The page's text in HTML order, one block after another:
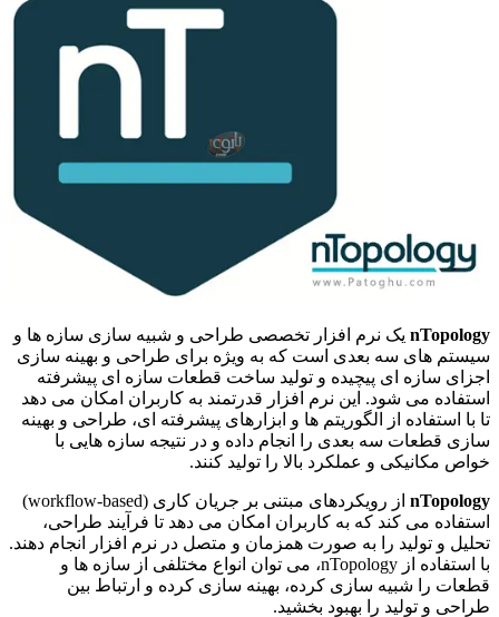
nTopology یک نرم افزار تخصصی طراحی و شبیه سازی سازه ها و
سیستم های سه بعدی است که به ویژه برای طراحی و بهینه سازی
اجزای سازه ای پیچیده و تولید ساخت قطعات سازه ای پیشرفته
استفاده می شود. این نرم افزار قدرتمند به کاربران امکان می دهد
تا با استفاده از الگوریتم ها و ابزارهای پیشرفته ای، طراحی و بهینه
سازی قطعات سه بعدی را انجام داده و در نتیجه سازه هایی با
خواص مکانیکی و عملکرد بالا را تولید کنند.
nTopology
از رویکردهای مبتنی بر جریان کاری (workflow-based)
استفاده می کند که به کاربران امکان می دهد تا فرآیند طراحی،
تحلیل و تولید را به صورت همزمان و متصل در نرم افزار انجام دهند.
با استفاده از nTopology، می توان انواع مختلفی از سازه ها و
قطعات را شبیه سازی کرده، بهینه سازی کرده و ارتباط بین
طراحی و تولید را بهبود بخشید.